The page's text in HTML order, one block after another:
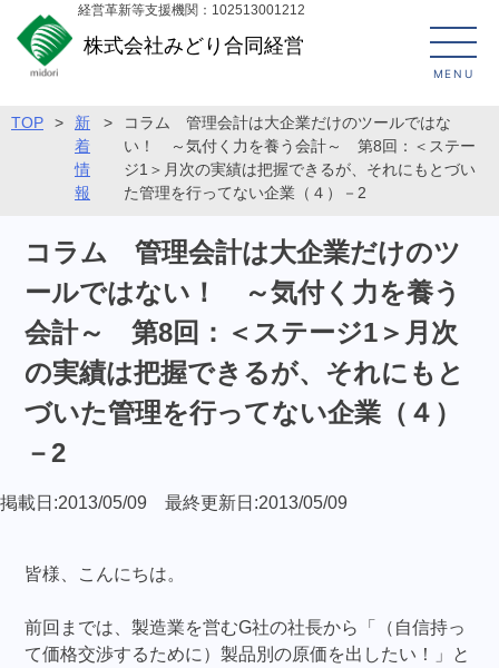
経営革新等支援機関：102513001212
株式会社みどり合同経営
MENU
TOP >
新
着
情
報
>
コラム 管理会計は大企業だけのツールではな
い！ ～気付く力を養う会計～ 第8回：＜ステー
ジ1＞月次の実績は把握できるが、それにもとづい
た管理を行ってない企業（４）－2
コラム 管理会計は大企業だけのツ
ールではない！ ～気付く力を養う
会計～ 第8回：＜ステージ1＞月次
の実績は把握できるが、それにもと
づいた管理を行ってない企業（４）
－2
掲載日:2013/05/09 最終更新日:2013/05/09
皆様、こんにちは。
前回までは、製造業を営むG社の社長から「（自信持っ
て価格交渉するために）製品別の原価を出したい！」と